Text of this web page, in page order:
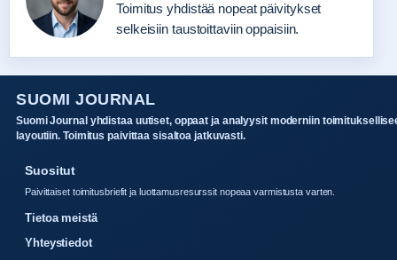
Toimitus yhdistää nopeat päivitykset
selkeisiin taustoittaviin oppaisiin.
SUOMI JOURNAL
Suomi Journal yhdistaa uutiset, oppaat ja analyysit moderniin
layoutiin. Toimitus paivittaa sisaltoa jatkuvasti.
Suositut
Paivittaiset toimitusbriefit ja luottamusresurssit nopeaa varmistusta varten.
Tietoa meistä
Yhteystiedot